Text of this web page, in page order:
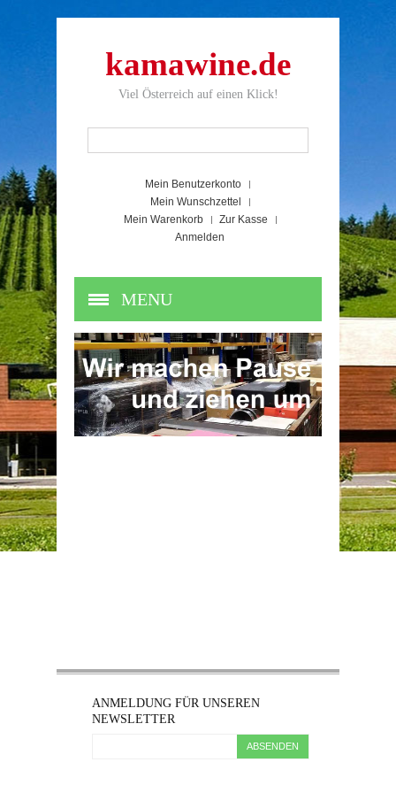
kamawine.de
Viel Österreich auf einen Klick!
Mein Benutzerkonto
Mein Wunschzettel
Mein Warenkorb
Zur Kasse
Anmelden
MENU
ANMELDUNG FÜR UNSEREN
NEWSLETTER
ABSENDEN